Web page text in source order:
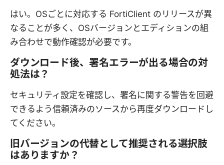
はい。OSごとに対応する FortiClient のリリースが異
なることが多く、OSバージョンとエディションの組
み合わせで動作確認が必要です。
ダウンロード後、署名エラーが出る場合の対
処法は？
セキュリティ設定を確認し、署名に関する警告を回避
できるよう信頼済みのソースから再度ダウンロードし
てください。
旧バージョンの代替として推奨される選択肢
はありますか？